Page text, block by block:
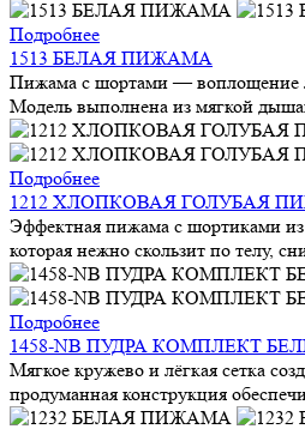
Подробнее
1513 БЕЛАЯ ПИЖАМА
Пижама с шортами — воплощение
Модель выполнена из мягкой
Подробнее
1212 ХЛОПКОВАЯ ГОЛУБАЯ
Эффектная пижама с шортиками
которая нежно скользит по телу,
Подробнее
1458-NB ПУДРА КОМПЛЕКТ
Мягкое кружево и лёгкая сетка
продуманная конструкция